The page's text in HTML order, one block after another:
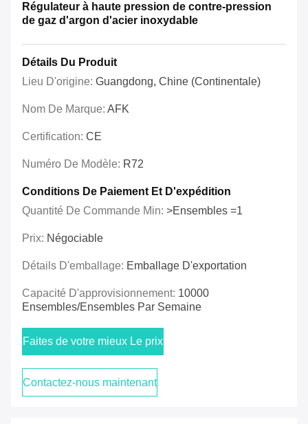
Régulateur à haute pression de contre-pression
de gaz d'argon d'acier inoxydable
Détails Du Produit
Lieu D'origine: Guangdong, Chine (continentale)
Nom De Marque: AFK
Certification: CE
Numéro De Modèle: R72
Conditions De Paiement Et D'expédition
Quantité De Commande Min: >Ensembles =1
Prix: Négociable
Détails D'emballage: Emballage D'exportation
Capacité D'approvisionnement: 10000
Ensembles/ensembles Par Semaine
Faites de votre mieux Le prix
Contactez-nous maintenant